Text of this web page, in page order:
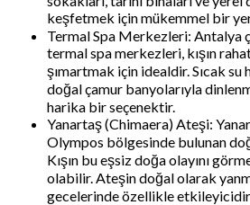
keşfetmek için mükemmel bir
Termal Spa Merkezleri: Antalya
termal spa merkezleri, kışın
şımartmak için idealdir. Sıcak su
doğal çamur banyolarıyla
harika bir seçenektir.
Yanartaş (Chimaera) Ateşi:
Olympos bölgesinde bulunan
Kışın bu eşsiz doğa olayını
olabilir. Ateşin doğal olarak
gecelerinde özellikle